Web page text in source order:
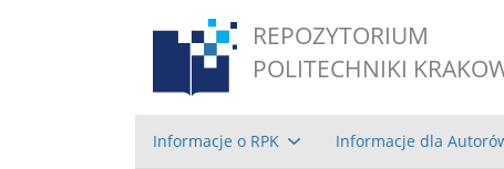
REPOZYTORIUM
POLITECHNIKI
Informacje o RPK Informacje dla